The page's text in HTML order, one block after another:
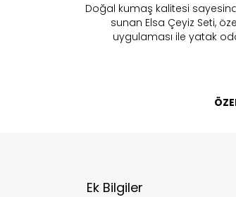
Doğal kumaş kalitesi
sunan Elsa Çeyiz Seti,
uygulaması ile yatak
Ek Bilgiler